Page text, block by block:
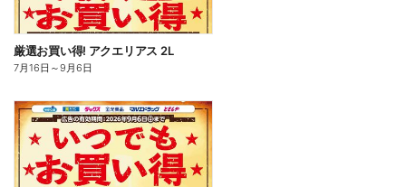
厳選お買い得! アクエリアス 2L
7月16日 ～9月6日